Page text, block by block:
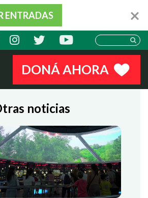
ENTRADAS
DONÁ AHORA
noticias